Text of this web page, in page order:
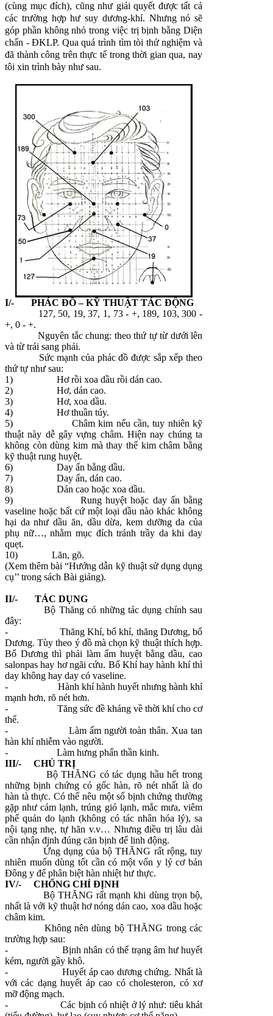
(cùng mục đích), cũng như giải quyết được tất cả
các trường hợp hư suy dương-khí. Nhưng nó sẽ
góp phần không nhỏ trong việc trị bịnh bằng Diện
chẩn - ĐKLP. Qua quá trình tìm tòi thử nghiệm và
đã thành công trên thực tế trong thời gian qua, nay
tôi xin trình bày như sau.
I/- PHÁC ĐỒ – KỸ THUẬT TÁC ĐỘNG
127, 50, 19, 37, 1, 73 - +, 189, 103, 300 -
+, 0 - +.
Nguyên tắc chung: theo thứ tự từ dưới lên
và từ trái sang phải.
Sức mạnh của phác đồ được sắp xếp theo
thứ tự như sau:
1)
Hơ rồi xoa dầu rồi dán cao.
2)
Hơ, dán cao.
3)
Hơ, xoa dầu.
4)
Hơ thuần túy.
5)
Châm kim nếu cần, tuy nhiên kỹ
thuật này dễ gây vựng châm. Hiện nay chúng ta
không còn dùng kim mà thay thế kim châm bằng
kỹ thuật rung huyệt.
6)
Day ấn bằng dầu.
7)
Day ấn, dán cao.
8)
Dán cao hoặc xoa dầu.
9)
Rung huyệt hoặc day ấn bằng
vaseline hoặc bất cứ một loại dầu nào khác không
hại da như dầu ăn, dầu dừa, kem dưỡng da của
phụ nữ…, nhằm mục đích tránh trầy da khi day
quẹt.
10)
Lăn, gõ.
(Xem thêm bài “Hướng dẫn kỹ thuật sử dụng dụng
cụ’’ trong sách Bài giảng).
II/- TÁC DỤNG
Bộ Thăng có những tác dụng chính sau
đây:
-
Thăng Khí, bổ khí, thăng Dương, bổ
Dương. Tùy theo ý đồ mà chọn kỹ thuật thích hợp.
Bổ Dương thì phải làm ấm huyệt bằng dầu, cao
salonpas hay hơ ngãi cứu. Bổ Khí hay hành khí thì
day không hay day có vaseline.
-
Hành khí hành huyết nhưng hành khí
mạnh hơn, rõ nét hơn.
-
Tăng sức đề kháng về thời khí cho cơ
thể.
-
Làm ấm người toàn thân. Xua tan
hàn khí nhiễm vào người.
-
Làm hưng phấn thần kinh.
III/- CHỦ TRỊ
Bộ THĂNG có tác dụng hầu hết trong
những bịnh chứng có gốc hàn, rõ nét nhất là do
hàn tà thực. Có thể nêu một số bịnh chứng thường
gặp như cảm lạnh, trúng gió lạnh, mắc mưa, viêm
phế quản do lạnh (không có tác nhân hóa lý), sa
nội tạng nhẹ, tự hãn v.v… Nhưng điều trị lâu dài
cần nhận định đúng căn bịnh để linh động.
Ứng dụng của bộ THĂNG rất rộng, tuy
nhiên muốn dùng tốt cần có một vốn y lý cơ bản
Đông y để phân biệt hàn nhiệt hư thực.
IV/- CHỐNG CHỈ ĐỊNH
Bộ THĂNG rất mạnh khi dùng trọn bộ,
nhất là với kỹ thuật hơ nóng dán cao, xoa dầu hoặc
châm kim.
Không nên dùng bộ THĂNG trong các
trường hợp sau:
-
Bịnh nhân có thể trạng âm hư huyết
kém, người gầy khô.
-
Huyết áp cao dương chứng. Nhất là
với các dạng huyết áp cao có cholesteron, có xơ
mỡ động mạch.
-
Các bịnh có nhiệt ở lý như: tiêu khát